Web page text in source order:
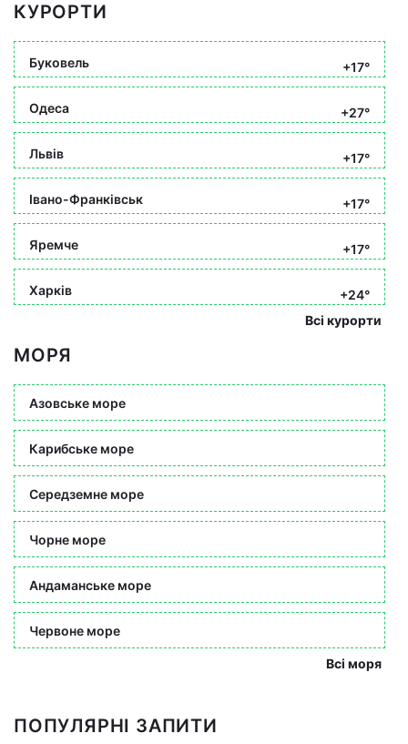
КУРОРТИ
Буковель +17°
Одеса +27°
Львів +17°
Івано-Франківськ +17°
Яремче +17°
Харків
+24°
Всі курорти
МОРЯ
Азовське море
Карибське море
Середземне море
Чорне море
Андаманське море
Червоне море
Всі моря
ПОПУЛЯРНІ ЗАПИТИ